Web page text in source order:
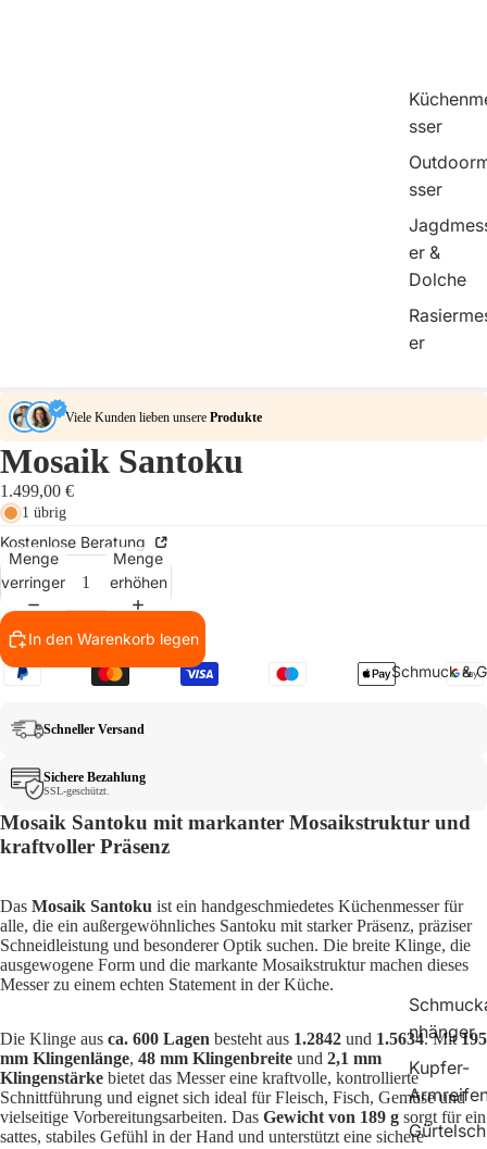
sser
sser
er &
Dolche
er
Schmuck &
nhänger
Kupfer-
Video
Viele Kunden lieben unsere Produkte
Mosaik Santoku
1.499,00 €
1 übrig
Kostenlose Beratung
Menge
verringern
Menge
erhöhen
In den Warenkorb legen
Schneller Versand
Sichere Bezahlung
SSL-geschützt.
Mosaik Santoku mit markanter Mosaikstruktur und
kraftvoller Präsenz
Das Mosaik Santoku ist ein handgeschmiedetes Küchenmesser für
alle, die ein außergewöhnliches Santoku mit starker Präsenz, präziser
Schneidleistung und besonderer Optik suchen. Die breite Klinge, die
ausgewogene Form und die markante Mosaikstruktur machen dieses
Messer zu einem echten Statement in der Küche.
Die Klinge aus ca. 600 Lagen besteht aus 1.2842 und 1.5634. Mit195
mm Klingenlänge, 48 mm Klingenbreite und 2,1 mm
Klingenstärke bietet das Messer eine kraftvolle, kontrollierte
Schnittführung und eignet sich ideal für Fleisch, Fisch, Gemüse und
vielseitige Vorbereitungsarbeiten. Das Gewicht von 189 g sorgt für ein
sattes, stabiles Gefühl in der Hand und unterstützt eine sichere